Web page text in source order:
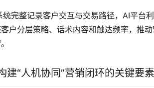
统完整记录客户交互与交易路径，AI平台
户分层策略、话术内容和触达频率，推
建“人机协同”营销闭环的关键要素